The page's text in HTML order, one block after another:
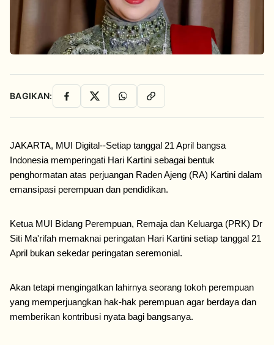
BAGIKAN: Facebook
X WhatsAppSalin Link
JAKARTA, MUI Digital--Setiap tanggal 21 April bangsa
Indonesia memperingati Hari Kartini sebagai bentuk
penghormatan atas perjuangan Raden Ajeng (RA) Kartini dalam
emansipasi perempuan dan pendidikan.
Ketua MUI Bidang Perempuan, Remaja dan Keluarga (PRK) Dr
Siti Ma'rifah memaknai peringatan Hari Kartini setiap tanggal 21
April bukan sekedar peringatan seremonial.
Akan tetapi mengingatkan lahirnya seorang tokoh perempuan
yang memperjuangkan hak-hak perempuan agar berdaya dan
memberikan kontribusi nyata bagi bangsanya.